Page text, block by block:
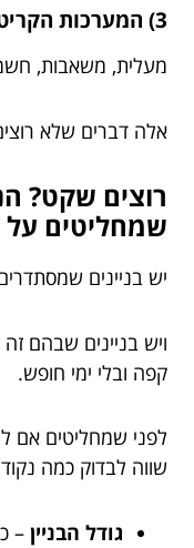
3) המערכות הקריטיות
מעלית, משאבות,
אלה דברים שלא
רוצים שקט?
שמחליטים על
יש בניינים
ויש בניינים שבהם
קפה ובלי ימי חופש.
לפני שמחליטים אם
שווה לבדוק כמה
גודל הבניין –